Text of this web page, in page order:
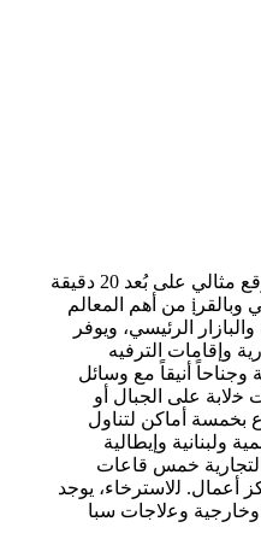
ﻳﻘﻊ ﻓﻨﺪق ﺳﻠﻴﻤﺎﻧﻲ روﺗﺎﻧﺎ ﻓﻲ ﻣﻮﻗﻊ ﻣﺜﺎﻟﻲ ﻋﻠﻰ ﺑُﻌﺪ 20 دﻗﻴﻘﺔ
ﻓﻘﻂ ﻣﻦ ﻣﻄﺎر اﻟﺴﻠﻴﻤﺎﻧﻴﺔ اﻟﺪوﻟﻲ وﺑﺎﻟﻘﺮị ﻣﻦ أﻫﻢ اﻟﻤﻌﺎﻟﻢ
اﻟﺮﺋﻴﺴﻲ، وﻳﻮﻓﺮ
وإﻗﺎﻣﺎت اﻟﺘﺮﻓﻴﻪ
ﺧلاﺑﺔ ﻋﻠﻰ اﻟﺠﺒﺎل أو
ﺑﺨﻤﺴﺔ أﻣﺎﻛﻦ ﻟﺘﻨﺎول
وﻟﺒﻨﺎﻧﻴﺔ وإﻳﻄﺎﻟﻴﺔ
ﺧﻤﺲ ﻗﺎﻋﺎت
أﻋﻤﺎل. ﻟلاﺳﺘﺮﺧﺎء، ﻳﻮﺟﺪ
وﺧﺎرﺟﻴﺔ وﻋلاﺟﺎت ﺳﺒﺎ